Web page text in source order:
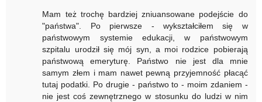
Mam też trochę bardziej zniuansowane podejście do
"państwa". Po pierwsze - wykształciłem się w
państwowym systemie edukacji, w państwowym
szpitalu urodził się mój syn, a moi rodzice pobierają
państwową emeryturę. Państwo nie jest dla mnie
samym złem i mam nawet pewną przyjemność płacąć
tutaj podatki. Po drugie - państwo to - moim zdaniem -
nie jest coś zewnętrznego w stosunku do ludzi w nim